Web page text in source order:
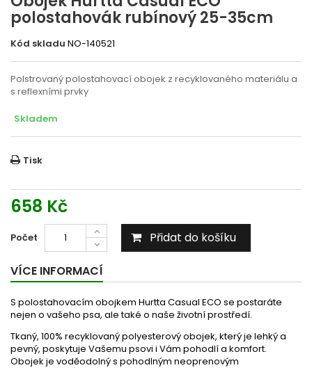
polostahovák rubínový 25-35cm
Kód skladu NO-140521
Polstrovaný polostahovací obojek z recyklovaného materiálu a
s reflexními prvky
Skladem
Tisk
658 Kč
Počet Přidat do košíku
VÍCE INFORMACÍ
S polostahovacím obojkem Hurtta Casual ECO se postaráte
nejen o vašeho psa, ale také o naše životní prostředí.
Tkaný, 100% recyklovaný polyesterový obojek, který je lehký a
pevný, poskytuje Vašemu psovi i Vám pohodlí a komfort.
Obojek je voděodolný s pohodlným neoprenovým